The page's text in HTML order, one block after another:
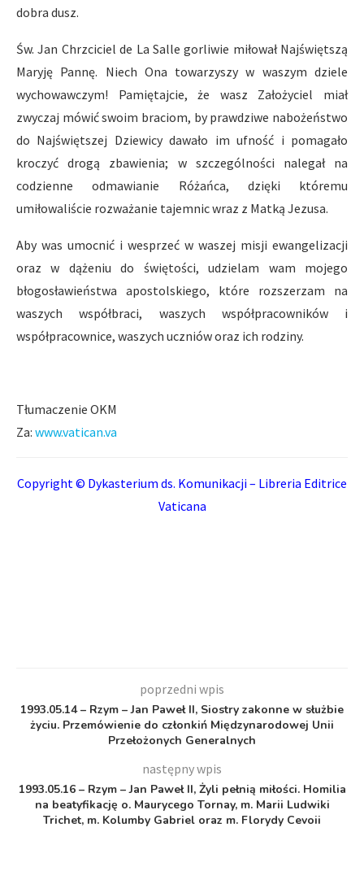
dobra dusz.
Św. Jan Chrzciciel de La Salle gorliwie miłował Najświętszą
Maryję Pannę. Niech Ona towarzyszy w waszym dziele
wychowawczym! Pamiętajcie, że wasz Założyciel miał
zwyczaj mówić swoim braciom, by prawdziwe nabożeństwo
do Najświętszej Dziewicy dawało im ufność i pomagało
kroczyć drogą zbawienia; w szczególności nalegał na
codzienne odmawianie Różańca, dzięki któremu
umiłowaliście rozważanie tajemnic wraz z Matką Jezusa.
Aby was umocnić i wesprzeć w waszej misji ewangelizacji
oraz w dążeniu do świętości, udzielam wam mojego
błogosławieństwa apostolskiego, które rozszerzam na
waszych współbraci, waszych współpracowników i
współpracownice, waszych uczniów oraz ich rodziny.
Tłumaczenie OKM
Za: www.vatican.va
Copyright © Dykasterium ds. Komunikacji – Libreria Editrice
Vaticana
poprzedni wpis
1993.05.14 – Rzym – Jan Paweł II, Siostry zakonne w służbie
życiu. Przemówienie do członkiń Międzynarodowej Unii
Przełożonych Generalnych
następny wpis
1993.05.16 – Rzym – Jan Paweł II, Żyli pełnią miłości. Homilia
na beatyfikację o. Maurycego Tornay, m. Marii Ludwiki
Trichet, m. Kolumby Gabriel oraz m. Florydy Cevoii